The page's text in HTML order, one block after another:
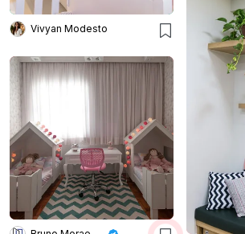
Vivyan Modesto